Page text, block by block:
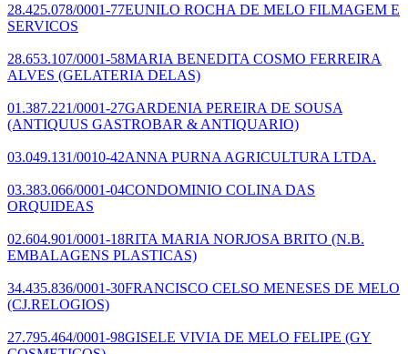
28.425.078/0001-77EUNILO ROCHA DE MELO FILMAGEM E
SERVICOS
28.653.107/0001-58MARIA BENEDITA COSMO FERREIRA
ALVES (GELATERIA DELAS)
01.387.221/0001-27GARDENIA PEREIRA DE SOUSA
(ANTIQUUS GASTROBAR & ANTIQUARIO)
03.049.131/0010-42ANNA PURNA AGRICULTURA LTDA.
03.383.066/0001-04CONDOMINIO COLINA DAS
ORQUIDEAS
02.604.901/0001-18RITA MARIA NORJOSA BRITO (N.B.
EMBALAGENS PLASTICAS)
34.435.836/0001-30FRANCISCO CELSO MENESES DE MELO
(CJ.RELOGIOS)
27.795.464/0001-98GISELE VIVIA DE MELO FELIPE (GY